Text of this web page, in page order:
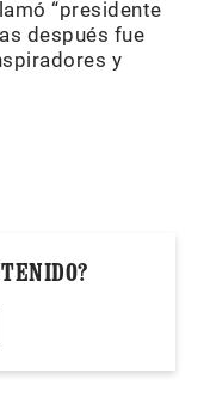
“presidente
después fue
y